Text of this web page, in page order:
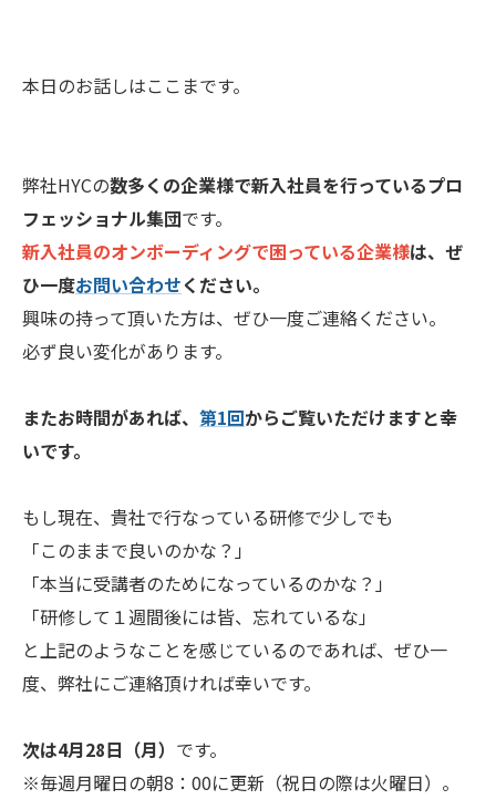
本日のお話しはここまです。
弊社HYCの数多くの企業様で新入社員を行っているプロ
フェッショナル集団です。
新入社員のオンボーディングで困っている企業様は、ぜ
ひ一度お問い合わせください。
興味の持って頂いた方は、ぜひ一度ご連絡ください。
必ず良い変化があります。
またお時間があれば、 第1回からご覧いただけますと幸
いです。
もし現在、貴社で行なっている研修で少しでも
「このままで良いのかな？」
「本当に受講者のためになっているのかな？」
「研修して１週間後には皆、忘れているな」
と上記のようなことを感じているのであれば、ぜひ一
度、弊社にご連絡頂ければ幸いです。
次は4月28日（月） です。
※毎週月曜日の朝8：00に更新（祝日の際は火曜日）。